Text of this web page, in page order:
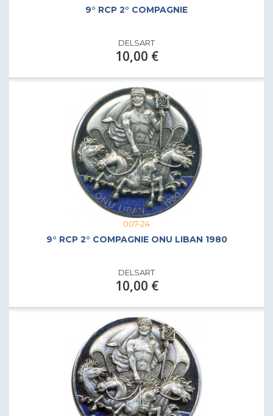
9° RCP 2° COMPAGNIE
DELSART
10,00 €
007-24
9° RCP 2° COMPAGNIE ONU LIBAN 1980
DELSART
10,00 €